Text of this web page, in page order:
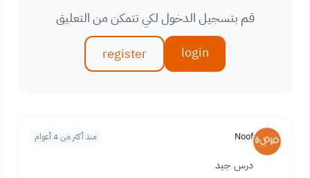
قم بتسجيل الدخول لكي تتمكن من التعليق
login
register
Noof منذ أكثر من 4 أعوام
درس جيد